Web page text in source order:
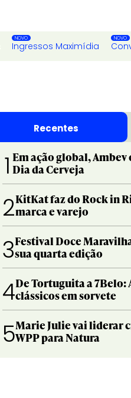
Ingressos Maximídia
Recentes
1 Em ação global,
Dia da Cerveja
2KitKat faz do Rock in
marca e varejo
3Festival Doce
sua quarta edição
4De Tortuguita a
clássicos em sorvete
5Marie Julie vai liderar
WPP para Natura